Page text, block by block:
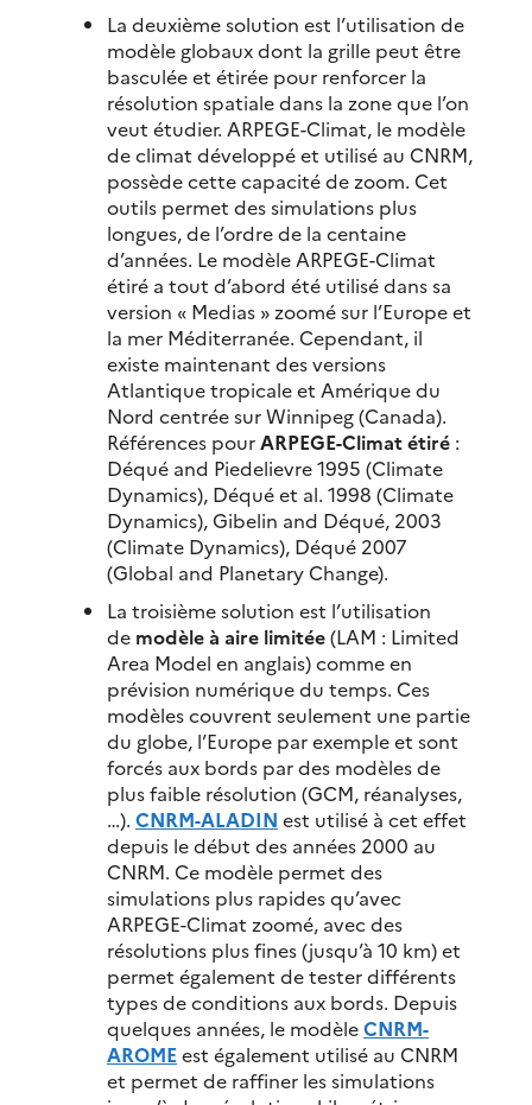
La deuxième solution est l’utilisation de
modèle globaux dont la grille peut être
basculée et étirée pour renforcer la
résolution spatiale dans la zone que l’on
veut étudier. ARPEGE-Climat, le modèle
de climat développé et utilisé au CNRM,
possède cette capacité de zoom. Cet
outils permet des simulations plus
longues, de l’ordre de la centaine
d’années. Le modèle ARPEGE-Climat
étiré a tout d’abord été utilisé dans sa
version « Medias » zoomé sur l’Europe et
la mer Méditerranée. Cependant, il
existe maintenant des versions
Atlantique tropicale et Amérique du
Nord centrée sur Winnipeg (Canada).
Références pourARPEGE-Climat étiré :
Déqué and Piedelievre 1995 (Climate
Dynamics), Déqué et al. 1998 (Climate
Dynamics), Gibelin and Déqué, 2003
(Climate Dynamics), Déqué 2007
(Global and Planetary Change).
La troisième solution est l’utilisation
de modèle à aire limitée(LAM : Limited
Area Model en anglais) comme en
prévision numérique du temps. Ces
modèles couvrent seulement une partie
du globe, l’Europe par exemple et sont
forcés aux bords par des modèles de
plus faible résolution (GCM, réanalyses,
…). CNRM-ALADIN est utilisé à cet effet
depuis le début des années 2000 au
CNRM. Ce modèle permet des
simulations plus rapides qu’avec
ARPEGE-Climat zoomé, avec des
résolutions plus fines (jusqu’à 10 km) et
permet également de tester différents
types de conditions aux bords. Depuis
quelques années, le modèleCNRM-
AROMEest également utilisé au CNRM
et permet de raffiner les simulations